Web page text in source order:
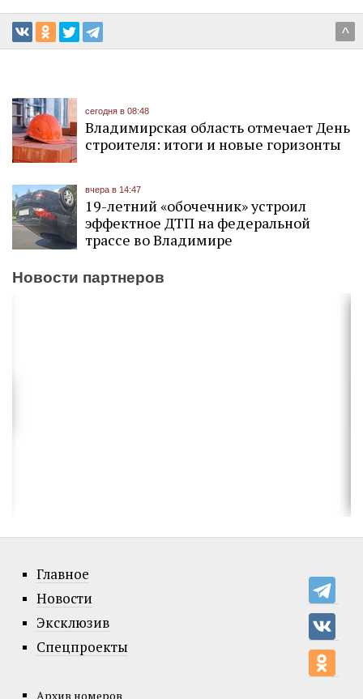
^
сегодня в 08:48
Владимирская область отмечает День
строителя: итоги и новые горизонты
вчера в 14:47
19-летний «обочечник» устроил
эффектное ДТП на федеральной
трассе во Владимире
Новости партнеров
Главное
Новости
Эксклюзив
Спецпроекты
Архив номеров